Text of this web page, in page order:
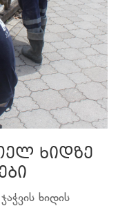
ხიდზე
ხიდის